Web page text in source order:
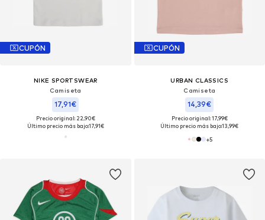
CUPÓN
NIKE SPORTSWEAR
Camiseta
17,91€
Precio original: 22,90€
Último precio más bajo:17,91€
CUPÓN
URBAN CLASSICS
Camiseta
14,39€
Precio original: 17,99€
Último precio más bajo:13,99€
+5